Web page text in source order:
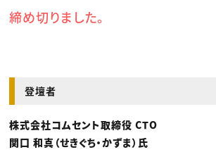
締め切りました。
登壇者
株式会社コムセント取締役 CTO
関口 和真（せきぐち・かずま）氏